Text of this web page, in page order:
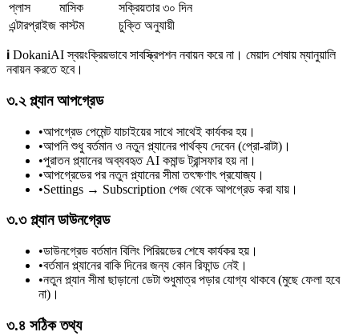
প্লাস
মাসিক
সক্রিয়তার ৩০ দিন
এন্টারপ্রাইজ কাস্টম চুক্তি অনুযায়ী
ℹ️ DokaniAI স্বয়ংক্রিয়ভাবে সাবস্ক্রিপশন নবায়ন করে না। মেয়াদ শেষায় ম্যানুয়ালি
নবায়ন করতে হবে।
৩.২ প্ল্যান আপগ্রেড
•আপগ্রেড পেমেন্ট যাচাইয়ের সাথে সাথেই কার্যকর হয়।
•আপনি শুধু বর্তমান ও নতুন প্ল্যানের পার্থক্য দেবেন (প্রো-রাটা)।
•পুরাতন প্ল্যানের অব্যবহৃত AI কমান্ড ট্রান্সফার হয় না।
•আপগ্রেডের পর নতুন প্ল্যানের সীমা তৎক্ষণাৎ প্রযোজ্য।
•Settings → Subscription পেজ থেকে আপগ্রেড করা যায়।
৩.৩ প্ল্যান ডাউনগ্রেড
•ডাউনগ্রেড বর্তমান বিলিং পিরিয়ডের শেষে কার্যকর হয়।
•বর্তমান প্ল্যানের বাকি দিনের জন্য কোন রিফান্ড নেই।
•নতুন প্ল্যান সীমা ছাড়ানো ডেটা শুধুমাত্র পড়ার যোগ্য থাকবে (মুছে ফেলা হবে
না)।
৩.৪ সঠিক তথ্য